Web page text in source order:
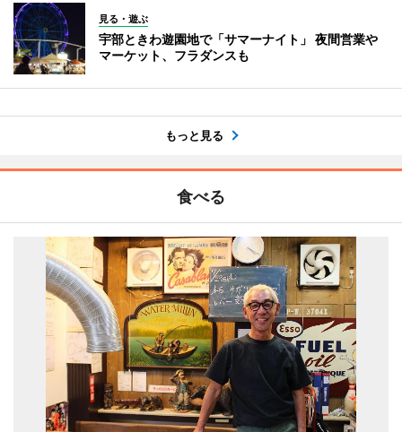
見る・遊ぶ
宇部ときわ遊園地で「サマーナイト」 夜間営業や
マーケット、フラダンスも
もっと見る
食べる